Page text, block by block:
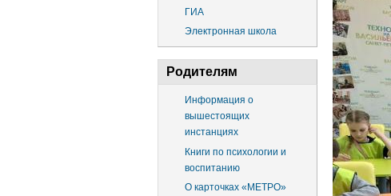
ГИА
Электронная школа
Родителям
Информация о
вышестоящих
инстанциях
Книги по психологии и
воспитанию
О карточках «МЕТРО»